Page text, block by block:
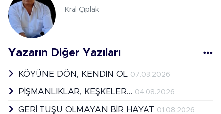
Kral Çıplak
Yazarın Diğer Yazıları
KÖYÜNE DÖN, KENDİN OL 07.08.2026
PİŞMANLIKLAR, KEŞKELER… 04.08.2026
GERİ TUŞU OLMAYAN BİR HAYAT 01.08.2026